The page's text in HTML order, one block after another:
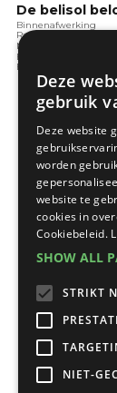
De belisol
Binnenafwerking
Ramen en deuren
Nadenken over
Bouwen in de
Bouwen en de wet
Ontvang
E-
mail
Deze
gebruik
Deze website
worden
website te
cookies in
Cookiebeleid.
SHOW ALL
STRIKT
NIET-